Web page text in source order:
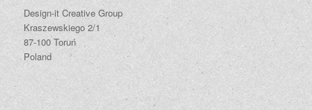
Design-it Creative Group
Kraszewskiego 2/1
87-100 Toruń
Poland